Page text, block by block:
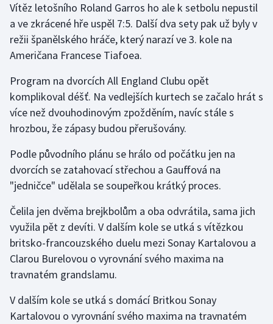
Sportovní střelba
Stolní tenis
Triatlon
Veslování
Volejbal
Vítěz letošního Roland Garros ho ale k setbolu nepustil
a ve zkrácené hře uspěl 7:5. Další dva sety pak už byly v
režii španělského hráče, který narazí ve 3. kole na
Američana Francese Tiafoea.
Program na dvorcích All England Clubu opět
komplikoval déšť. Na vedlejších kurtech se začalo hrát s
více než dvouhodinovým zpožděním, navíc stále s
hrozbou, že zápasy budou přerušovány.
Podle původního plánu se hrálo od počátku jen na
dvorcích se zatahovací střechou a Gauffová na
"jedničce" udělala se soupeřkou krátký proces.
Čelila jen dvěma brejkbolům a oba odvrátila, sama jich
využila pět z devíti. V dalším kole se utká s vítězkou
britsko-francouzského duelu mezi Sonay Kartalovou a
Clarou Burelovou o vyrovnání svého maxima na
travnatém grandslamu.
V dalším kole se utká s domácí Britkou Sonay
Kartalovou o vyrovnání svého maxima na travnatém